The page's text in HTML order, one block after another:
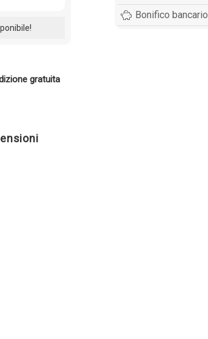
gratuita
Bonifico bancario